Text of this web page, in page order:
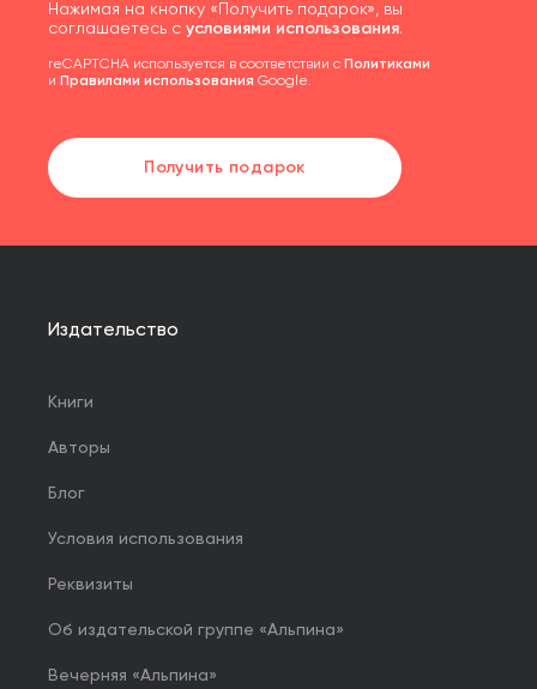
Нажимая на кнопку «Получить подарок», вы
соглашаетесь с условиями использования.
reCAPTCHA используется в соответствии с Политиками
и Правилами использования Google.
Получить подарок
Издательство
Книги
Авторы
Блог
Условия использования
Реквизиты
Об издательской группе «Альпина»
Вечерняя «Альпина»